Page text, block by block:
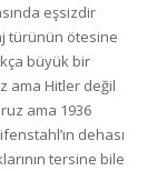
eşsizdir
türünün ötesine
büyük bir
ama Hitler değil
ama 1936
dehası
tersine bile